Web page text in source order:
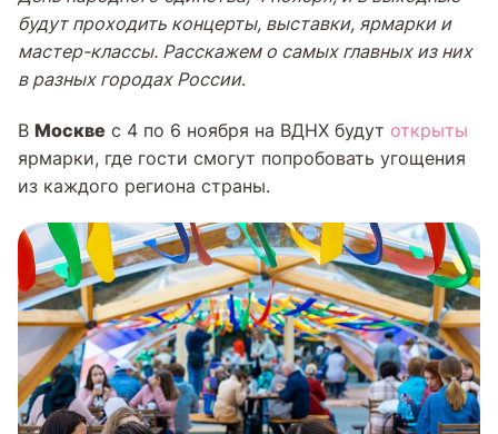
будут проходить концерты, выставки, ярмарки и
мастер-классы. Расскажем о самых главных из них
в разных городах России.
В Москве с 4 по 6 ноября на ВДНХ будут открыты
ярмарки, где гости смогут попробовать угощения
из каждого региона страны.